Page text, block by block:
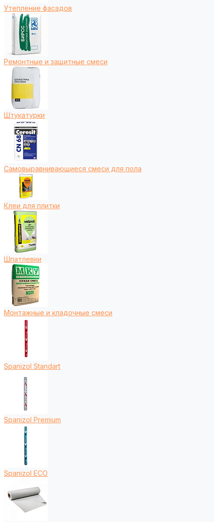
Утепление фасадов
Ремонтные и защитные смеси
Штукатурки
Самовыравнивающиеся смеси для пола
Клеи для плитки
Шпатлевки
Монтажные и кладочные смеси
Spanizol Standart
Spanizol Premium
Spanizol ECO